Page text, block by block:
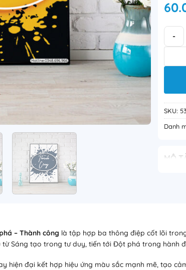
Bộ 3
SKU:
Danh
MÔ
– Thành công là tập hợp ba thông điệp cốt lõi
Sáng tạo trong tư duy, tiến tới Đột phá trong hành
hiện đại kết hợp hiệu ứng màu sắc mạnh mẽ, tạo